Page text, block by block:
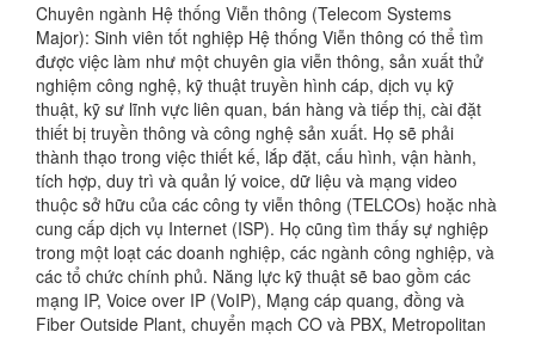
Chuyên ngành Hệ thống Viễn thông (Telecom Systems
Major): Sinh viên tốt nghiệp Hệ thống Viễn thông có thể tìm
được việc làm như một chuyên gia viễn thông, sản xuất thử
nghiệm công nghệ, kỹ thuật truyền hình cáp, dịch vụ kỹ
thuật, kỹ sư lĩnh vực liên quan, bán hàng và tiếp thị, cài đặt
thiết bị truyền thông và công nghệ sản xuất. Họ sẽ phải
thành thạo trong việc thiết kế, lắp đặt, cấu hình, vận hành,
tích hợp, duy trì và quản lý voice, dữ liệu và mạng video
thuộc sở hữu của các công ty viễn thông (TELCOs) hoặc nhà
cung cấp dịch vụ Internet (ISP). Họ cũng tìm thấy sự nghiệp
trong một loạt các doanh nghiệp, các ngành công nghiệp, và
các tổ chức chính phủ. Năng lực kỹ thuật sẽ bao gồm các
mạng IP, Voice over IP (VoIP), Mạng cáp quang, đồng và
Fiber Outside Plant, chuyển mạch CO và PBX, Metropolitan